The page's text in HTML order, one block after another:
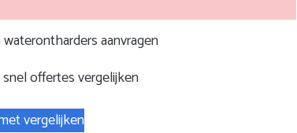
aanvragen
offertes vergelijken
vergelijken